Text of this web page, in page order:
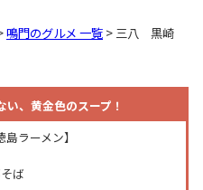
鳴門のグルメ 一覧 > 三八 黒崎
、黄金色のスープ！
島ラーメン】
ば